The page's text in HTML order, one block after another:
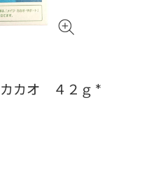
カオ ４２ｇ *